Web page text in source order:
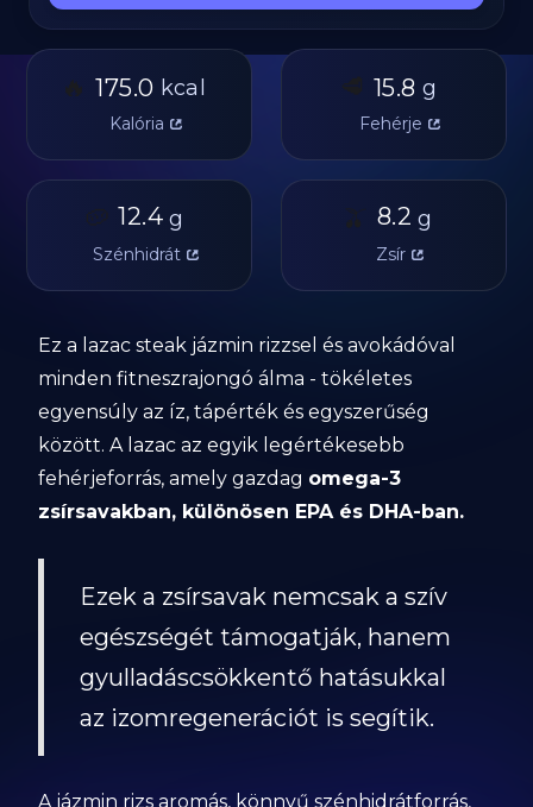
🔥 175.0 kcal
Kalória
🥩 15.8 g
Fehérje
🥔 12.4 g
Szénhidrát
🫒 8.2 g
Zsír
Ez a lazac steak jázmin rizzsel és avokádóval
minden fitneszrajongó álma - tökéletes
egyensúly az íz, tápérték és egyszerűség
között. A lazac az egyik legértékesebb
fehérjeforrás, amely gazdag omega-3
zsírsavakban, különösen EPA és DHA-ban.
Ezek a zsírsavak nemcsak a szív
egészségét támogatják, hanem
gyulladáscsökkentő hatásukkal
az izomregenerációt is segítik.
A jázmin rizs aromás, könnyű szénhidrátforrás,